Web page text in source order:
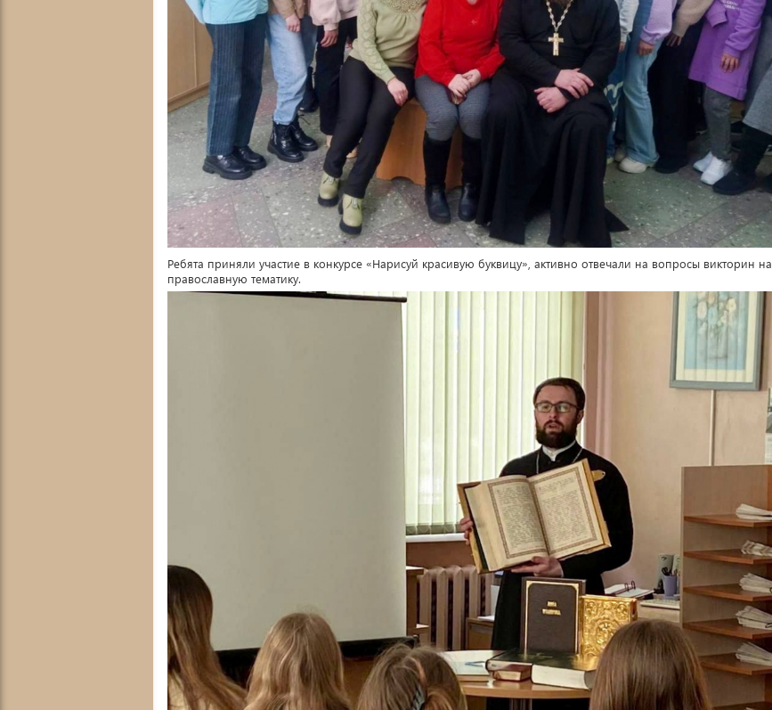
Ребята приняли участие в конкурсе «Нарисуй красивую буквицу», активно отвечали на вопросы викторин на
православную тематику.